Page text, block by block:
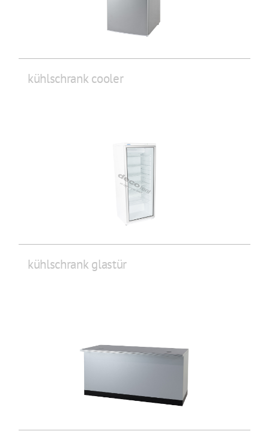
kühlschrank cooler
kühlschrank glastür